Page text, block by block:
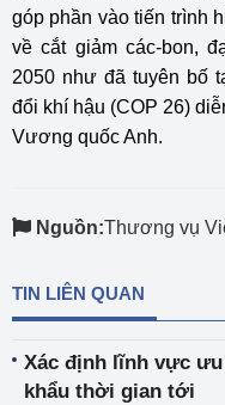
góp phần vào tiến trình
về cắt giảm các-bon,
2050 như đã tuyên bố
đổi khí hậu (COP 26)
Vương quốc Anh.
Nguồn:Thương vụ
TIN LIÊN QUAN
Xác định lĩnh vực
khẩu thời gian tới